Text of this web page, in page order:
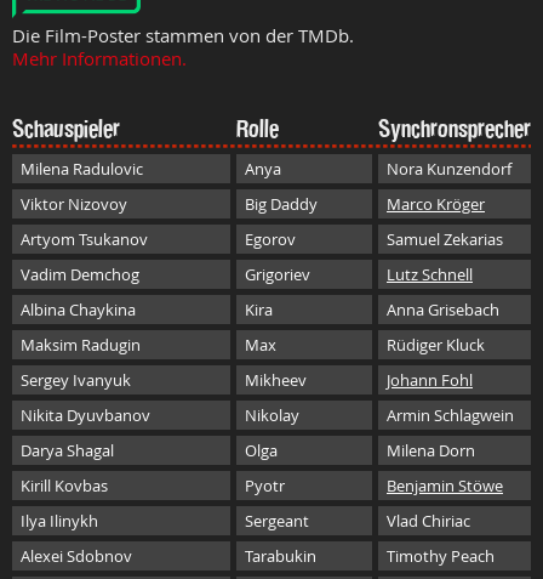
Die Film-Poster stammen von der TMDb.
Mehr Informationen.
Schauspieler Rolle Synchronsprecher
Milena Radulovic Anya
Nora Kunzendorf
Viktor Nizovoy
Big Daddy
Marco Kröger
Artyom Tsukanov
Egorov
Samuel Zekarias
Vadim Demchog
Grigoriev
Lutz Schnell
Albina Chaykina
Kira
Anna Grisebach
Maksim Radugin
Max
Rüdiger Kluck
Sergey Ivanyuk
Mikheev
Johann Fohl
Nikita Dyuvbanov
Nikolay
Armin Schlagwein
Darya Shagal
Olga
Milena Dorn
Kirill Kovbas
Pyotr
Benjamin Stöwe
Ilya Ilinykh
Sergeant
Vlad Chiriac
Alexei Sdobnov
Tarabukin
Timothy Peach